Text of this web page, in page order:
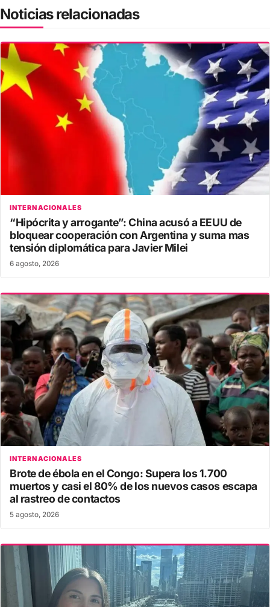
Noticias relacionadas
INTERNACIONALES
“Hipócrita y arrogante”: China acusó a EEUU de
bloquear cooperación con Argentina y suma mas
tensión diplomática para Javier Milei
6 agosto, 2026
INTERNACIONALES
Brote de ébola en el Congo: Supera los 1.700
muertos y casi el 80% de los nuevos casos escapa
al rastreo de contactos
5 agosto, 2026